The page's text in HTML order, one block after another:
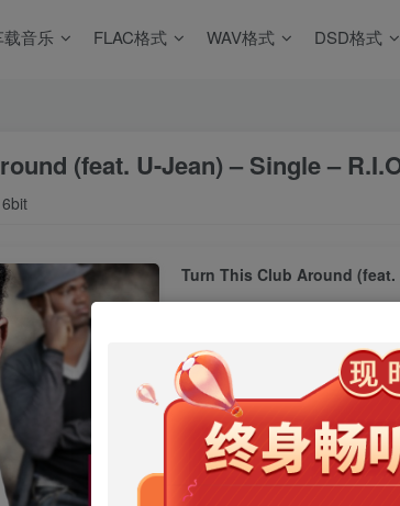
载音乐 FLAC格式 WAV格式 DSD格式
(feat. U-Jean) – Single –
Turn This Club Around (feat.
￥9.9 限时特惠
￥99
年卡会员免费 永久会员